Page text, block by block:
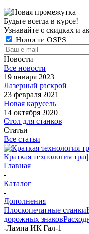
Будьте всегда в курсе!
Узнавайте о скидках и
Новости OSPS
Новости
Все новости
19 января 2023
Лазерный раскрой
23 февраля 2021
Новая карусель
14 октября 2020
Стол для станков
Статьи
Все статьи
Краткая технология
Главная
-
Каталог
-
Дополнения
Плоскопечатные станки
дорожных знаков
-Лампа ИК Гал-1